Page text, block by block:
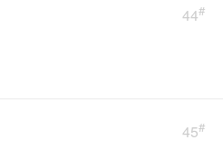
44#
45#